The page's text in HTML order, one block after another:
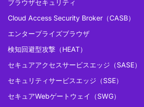
ブラウザセキュリティ
Cloud Access Security Broker（CASB）
エンタープライズブラウザ
検知回避型攻撃（HEAT）
セキュアアクセスサービスエッジ（SASE）
セキュリティサービスエッジ（SSE）
セキュアWebゲートウェイ（SWG）